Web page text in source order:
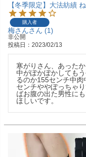
【冬季限定】大法紡績
購入者
梅さん 1
非公開
投稿日
2023/02/13
寒がりさん、あった
中がぽかぽかしても
るのか155センチ中
センチややぽっちゃ
ばお腹の出た男性に
ほしいです。